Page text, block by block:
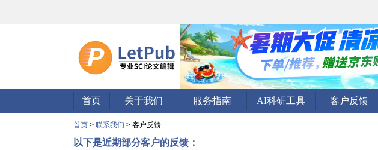
首页 关于我们 服务指南 AI科研工具 客户反馈
首页 > 联系我们 > 客户反馈
以下是近期部分客户的反馈：